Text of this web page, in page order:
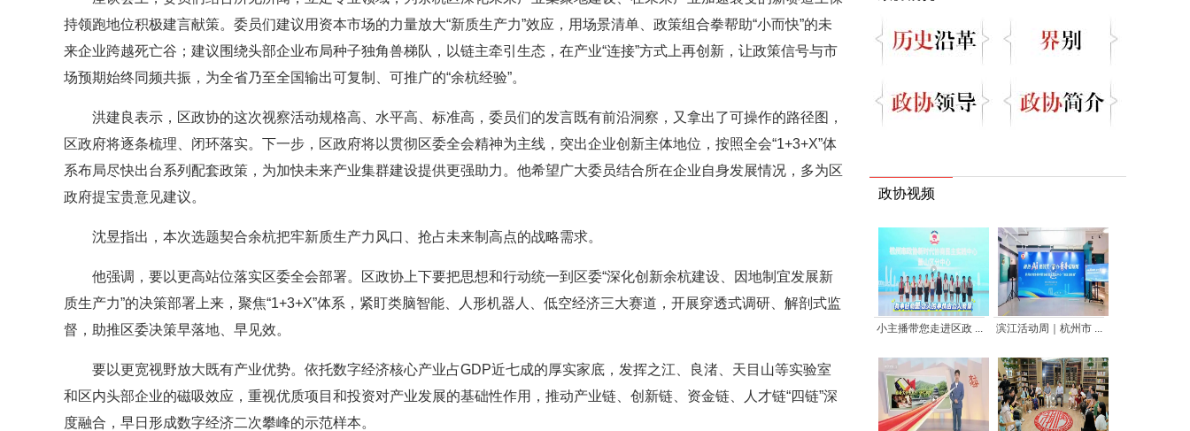
持领跑地位积极建言献策。委员们建议用资本市场的力量放大“新质生产力”效应，用场景清单、政策组合拳帮助“小而快”的未
来企业跨越死亡谷；建议围绕头部企业布局种子独角兽梯队，以链主牵引生态，在产业“连接”方式上再创新，让政策信号与市
场预期始终同频共振，为全省乃至全国输出可复制、可推广的“余杭经验”。
洪建良表示，区政协的这次视察活动规格高、水平高、标准高，委员们的发言既有前沿洞察，又拿出了可操作的路径图，
区政府将逐条梳理、闭环落实。下一步，区政府将以贯彻区委全会精神为主线，突出企业创新主体地位，按照全会“1+3+X”体
系布局尽快出台系列配套政策，为加快未来产业集群建设提供更强助力。他希望广大委员结合所在企业自身发展情况，多为区
政府提宝贵意见建议。
沈昱指出，本次选题契合余杭把牢新质生产力风口、抢占未来制高点的战略需求。
他强调， 要以更高站位落实区委全会部署。区政协上下要把思想和行动统一到区委“深化创新余杭建设、因地制宜发展新
质生产力”的决策部署上来，聚焦“1+3+X”体系，紧盯类脑智能、人形机器人、低空经济三大赛道，开展穿透式调研、解剖式监
督，助推区委决策早落地、早见效。
要以更宽视野放大既有产业优势。依托数字经济核心产业占GDP近七成的厚实家底，发挥之江、良渚、天目山等实验室
和区内头部企业的磁吸效应，重视优质项目和投资对产业发展的基础性作用，推动产业链、创新链、资金链、人才链“四链”深
度融合，早日形成数字经济二次攀峰的示范样本。
政协视频
小主播带您走进区政 ... 滨江活动周｜杭州市 ...